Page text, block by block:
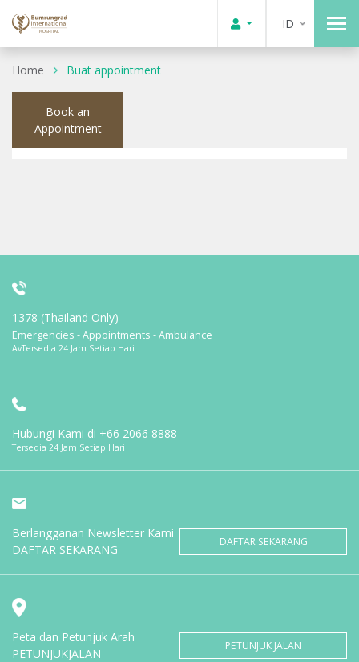
ID
Home Buat appointment
Book an
Appointment
1378 (Thailand Only)
Emergencies - Appointments - Ambulance
AvTersedia 24 Jam Setiap Hari
Hubungi Kami di +66 2066 8888
Tersedia 24 Jam Setiap Hari
Berlangganan Newsletter Kami
DAFTAR SEKARANG
DAFTAR SEKARANG
Peta dan Petunjuk Arah
PETUNJUKJALAN
PETUNJUK JALAN